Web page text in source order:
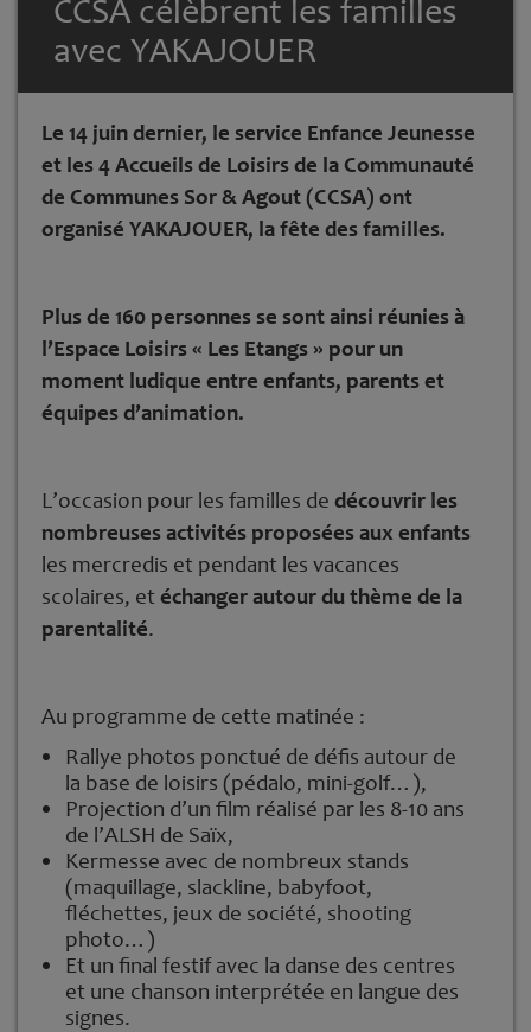
CCSA célèbrent les familles
avec YAKAJOUER
Le 14 juin dernier, le service Enfance Jeunesse
et les 4 Accueils de Loisirs de la Communauté
de Communes Sor & Agout (CCSA) ont
organisé YAKAJOUER, la fête des familles.
Plus de 160 personnes se sont ainsi réunies à
l’Espace Loisirs « Les Etangs » pour un
moment ludique entre enfants, parents et
équipes d’animation.
L’occasion pour les familles de découvrir les
nombreuses activités proposées aux enfants
les mercredis et pendant les vacances
scolaires, et échanger autour du thème de la
parentalité.
Au programme de cette matinée :
Rallye photos ponctué de défis autour de
la base de loisirs (pédalo, mini-golf…),
Projection d’un film réalisé par les 8-10 ans
de l’ALSH de Saïx,
Kermesse avec de nombreux stands
(maquillage, slackline, babyfoot,
fléchettes, jeux de société, shooting
photo…)
Et un final festif avec la danse des centres
et une chanson interprétée en langue des
signes.